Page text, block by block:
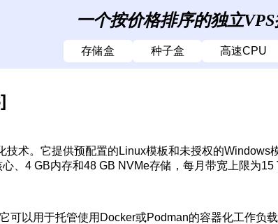
一个按价格排序的独立
存储盒 种子盒 高速CPU
术。它提供预配置的Linux模板和未授权的Windows
、4 GB内存和48 GB NVMe存储，每月带宽上限为15
可以用于托管使用Docker或Podman的容器化工作负